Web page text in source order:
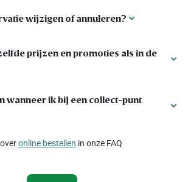
punt bij jou in de buurt
wijzigen of annuleren?
wijzigen of annuleren in jouw profiel.
op de dag vóór je je reservatie moet
prijzen en promoties als in de
dezelfde als de prijzen in de winkels. De
en bovendien kan je genieten van extra
wanneer ik bij een collect-punt
parkeerplaats, en bel nadien aan bij
online bestellen in onze FAQ